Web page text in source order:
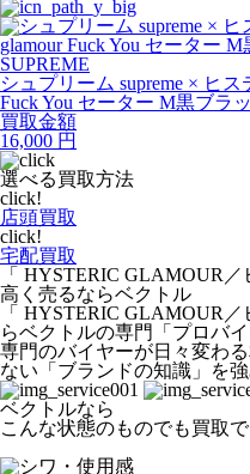
SUPREME
シュプリーム supreme × ヒ
Fuck You セーター M黒ブラ
買取金額
16,000 円
選べる買取方法
click!
店頭買取
click!
宅配買取
「 HYSTERIC GLAMOUR
高く売るならベクトル
「 HYSTERIC GLAMOUR
らベクトルの専門「プロバ
専門のバイヤーが日々変わ
ない「ブランドの知識」を
ベクトルなら
こんな状態のものでも買取で